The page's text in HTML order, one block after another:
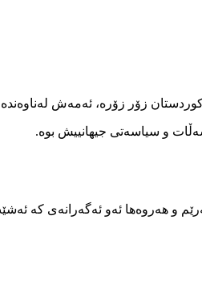
زۆر زۆره‌، ئه‌مه‌ش
و سیاسه‌تى جیهانییش بوه‌.
و هه‌روه‌ها ئه‌و ئه‌گه‌رانه‌ى كه‌